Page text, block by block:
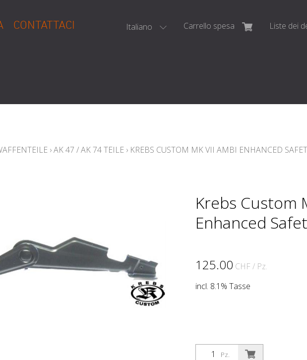
Italiano Carrello spesa Liste dei
CONTATTACI
›AK 47 / AK 74 TEILE › KREBS CUSTOM MK VII AMBI ENHANCED
Krebs Custom
Enhanced
125.00 CHF / Pz.
incl. 8.1% Tasse
Pz.